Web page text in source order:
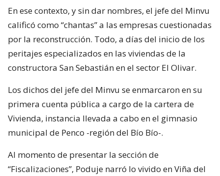
En ese contexto, y sin dar nombres, el jefe del Minvu
calificó como “chantas” a las empresas cuestionadas
por la reconstrucción. Todo, a días del inicio de los
peritajes especializados en las viviendas de la
constructora San Sebastián en el sector El Olivar.
Los dichos del jefe del Minvu se enmarcaron en su
primera cuenta pública a cargo de la cartera de
Vivienda, instancia llevada a cabo en el gimnasio
municipal de Penco -región del Bío Bío-.
Al momento de presentar la sección de
“Fiscalizaciones”, Poduje narró lo vivido en Viña del